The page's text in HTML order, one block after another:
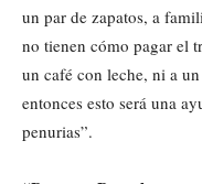
un par de zapatos, a
no tienen cómo pagar el
un café con leche, ni a
entonces esto será una
penurias”.